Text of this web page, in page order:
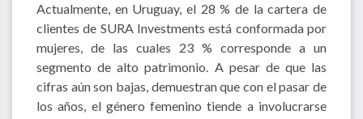
Actualmente, en Uruguay, el 28 % de la cartera de
clientes de SURA Investments está conformada por
mujeres, de las cuales 23 % corresponde a un
segmento de alto patrimonio. A pesar de que las
cifras aún son bajas, demuestran que con el pasar de
los años, el género femenino tiende a involucrarse